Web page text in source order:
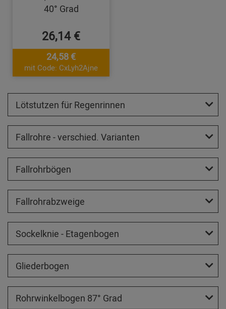
40° Grad
26,14 €
24,58 €
mit Code: CxLyh2Ajne
Lötstutzen für Regenrinnen
Fallrohre - verschied. Varianten
Fallrohrbögen
Fallrohrabzweige
Sockelknie - Etagenbogen
Gliederbogen
Rohrwinkelbogen 87° Grad